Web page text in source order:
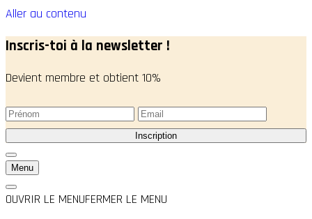
Aller au contenu
Inscris-toi à la newsletter !
Devient membre et obtient 10%
Menu
OUVRIR LE MENUFERMER LE MENU